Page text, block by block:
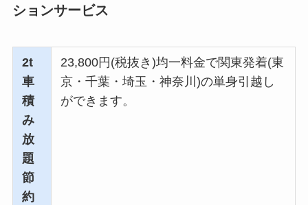
ションサービス
2t
車
積
み
放
題
節
約
23,800円(税抜き)均一料金で関東発着(東
京・千葉・埼玉・神奈川)の単身引越し
ができます。